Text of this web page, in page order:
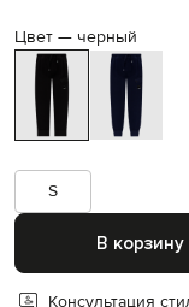
Цвет — черный
S
В корзину
Консультация